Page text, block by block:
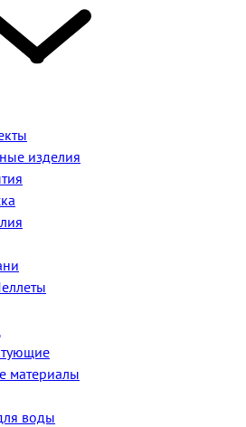
изделия
материалы
воды